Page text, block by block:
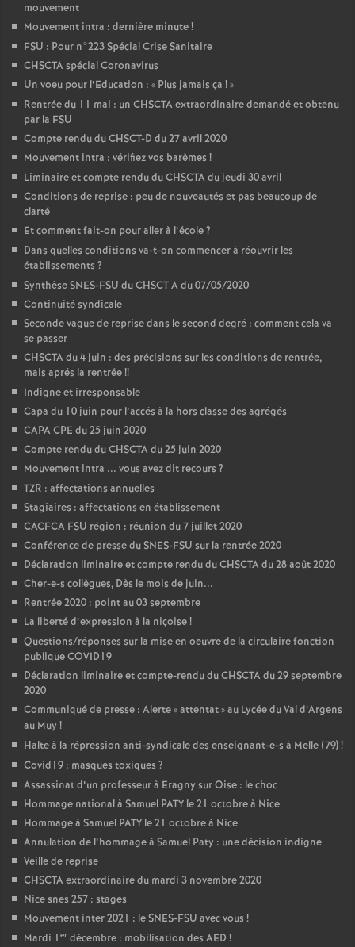
mouvement
Mouvement intra : dernière minute!
FSU : Pour n°223 Spécial Crise Sanitaire
CHSCTA spécial Coronavirus
Un voeu pour l’Education : « Plus jamais ça !»
Rentrée du 11 mai : un CHSCTA extraordinaire demandé et obtenu
par la FSU
Compte rendu du CHSCT-D du 27 avril 2020
Mouvement intra : vérifiez vos barèmes !
Liminaire et compte rendu du CHSCTA du jeudi 30 avril
Conditions de reprise : peu de nouveautés et pas beaucoup de
clarté
Et comment fait-on pour aller à l’école?
Dans quelles conditions va-t-on commencer à réouvrir les
établissements ?
Synthèse SNES-FSU du CHSCT A du 07/05/2020
Continuité syndicale
Seconde vague de reprise dans le second degré : comment cela va
se passer
CHSCTA du 4 juin : des précisions sur les conditions de rentrée,
mais aprés la rentrée!!
Indigne et irresponsable
Capa du 10 juin pour l’accés à la hors classe des agrégés
CAPA CPE du 25 juin 2020
Compte rendu du CHSCTA du 25 juin 2020
Mouvement intra ... vous avez dit recours ?
TZR : affectations annuelles
Stagiaires : affectations en établissement
CACFCA FSU région : réunion du 7 juillet 2020
Conférence de presse du SNES-FSU sur la rentrée 2020
Déclaration liminaire et compte rendu du CHSCTA du 28 août 2020
Cher-e-s collègues, Dès le mois de juin...
Rentrée 2020 : point au 03 septembre
La liberté d’expression à la niçoise!
Questions/réponses sur la mise en oeuvre de la circulaire fonction
publique COVID19
Déclaration liminaire et compte-rendu du CHSCTA du 29 septembre
2020
Communiqué de presse : Alerte «attentat» au Lycée du Val d’Argens
au Muy !
Halte à la répression anti-syndicale des enseignant-e-s à Melle (79)!
Covid19 : masques toxiques ?
Assassinat d’un professeur à Eragny sur Oise : le choc
Hommage national à Samuel PATY le 21 octobre à Nice
Hommage à Samuel PATY le 21 octobre à Nice
Annulation de l’hommage à Samuel Paty : une décision indigne
Veille de reprise
CHSCTA extraordinaire du mardi 3 novembre 2020
Nice snes 257 : stages
Mouvement inter 2021 : le SNES-FSU avec vous !
Mardi 1 er décembre : mobilisation des AED !